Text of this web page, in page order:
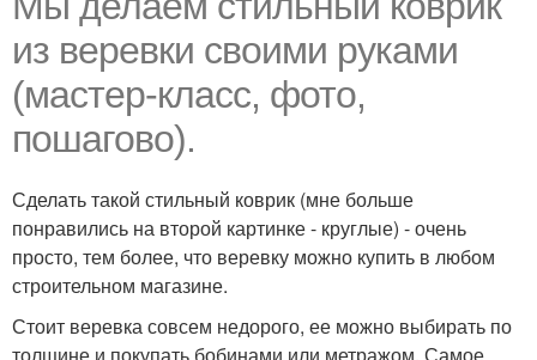
из веревки своими руками
(мастер-класс, фото,
пошагово).
Сделать такой стильный коврик (мне больше
понравились на второй картинке - круглые) - очень
просто, тем более, что веревку можно купить в любом
строительном магазине.
Стоит веревка совсем недорого, ее можно выбирать по